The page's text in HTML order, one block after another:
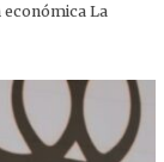
La